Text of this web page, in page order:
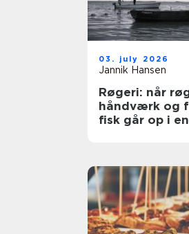
03. july 2026
Jannik Hansen
Røgeri: når
håndværk og
fisk går op i en